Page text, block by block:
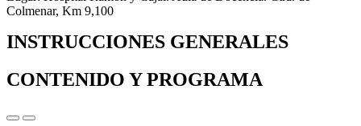
Colmenar, Km 9,100
INSTRUCCIONES GENERALES
CONTENIDO Y PROGRAMA